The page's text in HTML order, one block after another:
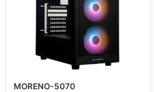
MORENO-5070